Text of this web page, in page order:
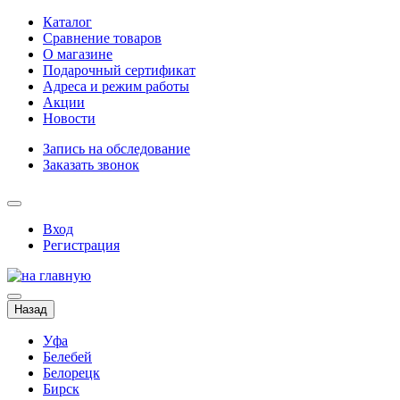
Каталог
Сравнение товаров
О магазине
Подарочный сертификат
Адреса и режим работы
Акции
Новости
Запись на обследование
Заказать звонок
Вход
Регистрация
Назад
Уфа
Белебей
Белорецк
Бирск